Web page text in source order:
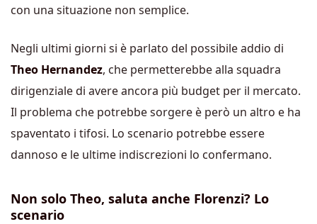
con una situazione non semplice.
Negli ultimi giorni si è parlato del possibile addio di
Theo Hernandez, che permetterebbe alla squadra
dirigenziale di avere ancora più budget per il mercato.
Il problema che potrebbe sorgere è però un altro e ha
spaventato i tifosi. Lo scenario potrebbe essere
dannoso e le ultime indiscrezioni lo confermano.
Non solo Theo, saluta anche Florenzi? Lo
scenario